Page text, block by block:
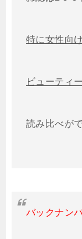
特に女性向
ビューティ
読み比べが
バックナン